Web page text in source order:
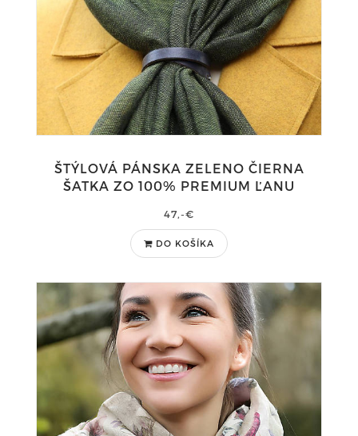
ŠTÝLOVÁ PÁNSKA ZELENO ČIERNA
ŠATKA ZO 100% PREMIUM ĽANU
47,-€
DO KOŠÍKA